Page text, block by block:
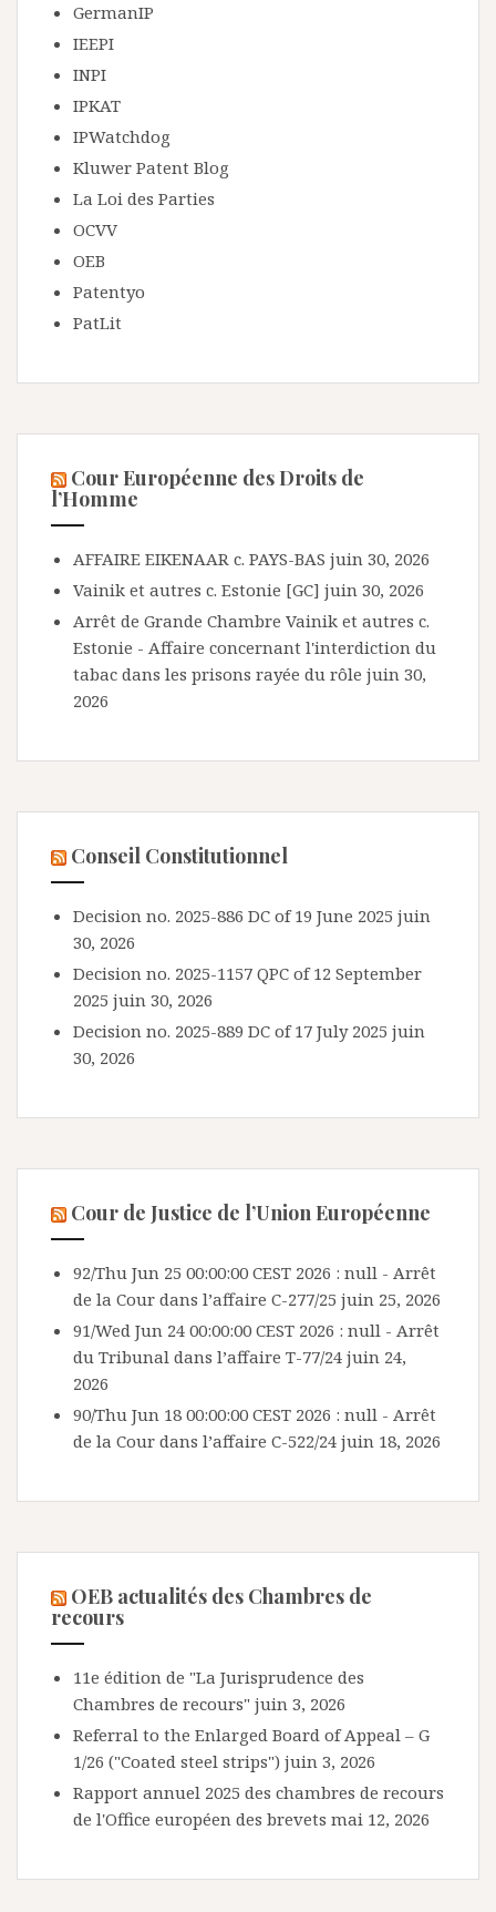
GermanIP
IEEPI
INPI
IPKAT
IPWatchdog
Kluwer Patent Blog
La Loi des Parties
OCVV
OEB
Patentyo
PatLit
Cour Européenne des Droits de
l’Homme
AFFAIRE EIKENAAR c. PAYS-BAS juin 30, 2026
Vainik et autres c. Estonie [GC] juin 30, 2026
Arrêt de Grande Chambre Vainik et autres c.
Estonie - Affaire concernant l'interdiction du
tabac dans les prisons rayée du rôle juin 30,
2026
Conseil Constitutionnel
Decision no. 2025-886 DC of 19 June 2025 juin
30, 2026
Decision no. 2025-1157 QPC of 12 September
2025 juin 30, 2026
Decision no. 2025-889 DC of 17 July 2025 juin
30, 2026
Cour de Justice de l’Union Européenne
92/Thu Jun 25 00:00:00 CEST 2026 : null - Arrêt
de la Cour dans l’affaire C-277/25 juin 25, 2026
91/Wed Jun 24 00:00:00 CEST 2026 : null - Arrêt
du Tribunal dans l’affaire T-77/24 juin 24,
2026
90/Thu Jun 18 00:00:00 CEST 2026 : null - Arrêt
de la Cour dans l’affaire C-522/24 juin 18, 2026
OEB actualités des Chambres de
recours
11e édition de "La Jurisprudence des
Chambres de recours" juin 3, 2026
Referral to the Enlarged Board of Appeal – G
1/26 ("Coated steel strips") juin 3, 2026
Rapport annuel 2025 des chambres de recours
de l'Office européen des brevets mai 12, 2026